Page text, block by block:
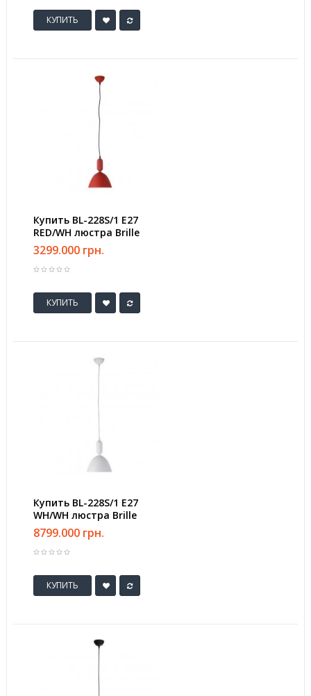
КУПИТЬ
Купить BL-228S/1 E27
RED/WH люстра Brille
3299.000 грн.
КУПИТЬ
Купить BL-228S/1 E27
WH/WH люстра Brille
8799.000 грн.
КУПИТЬ